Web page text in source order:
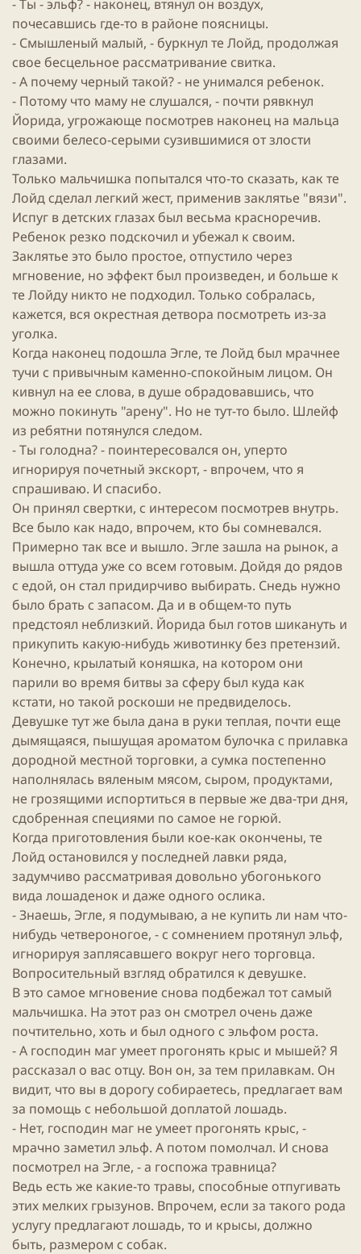
- Ты -эльф? - наконец, втянул он воздух,
почесавшись где-то в районе поясницы.
- Смышленый малый, - буркнул те Лойд, продолжая
свое бесцельное рассматривание свитка.
- А почему черный такой? - не унимался ребенок.
- Потому что маму не слушался, - почти рявкнул
Йорида, угрожающе посмотрев наконец на мальца
своими белесо-серыми сузившимися от злости
глазами.
Только мальчишка попытался что-то сказать, как те
Лойд сделал легкий жест, применив заклятье "вязи".
Испуг в детских глазах был весьма красноречив.
Ребенок резко подскочил и убежал к своим.
Заклятье это было простое, отпустило через
мгновение, но эффект был произведен, и больше к
те Лойду никто не подходил. Только собралась,
кажется, вся окрестная детвора посмотреть из-за
уголка.
Когда наконец подошла Эгле, те Лойд был мрачнее
тучи с привычным каменно-спокойным лицом. Он
кивнул на ее слова, в душе обрадовавшись, что
можно покинуть "арену". Но не тут-то было. Шлейф
из ребятни потянулся следом.
- Ты голодна? - поинтересовался он, уперто
игнорируя почетный экскорт, - впрочем, что я
спрашиваю. И спасибо.
Он принял свертки, с интересом посмотрев внутрь.
Все было как надо, впрочем, кто бы сомневался.
Примерно так все и вышло. Эгле зашла на рынок, а
вышла оттуда уже со всем готовым. Дойдя до рядов
с едой, он стал придирчиво выбирать. Снедь нужно
было брать с запасом. Да и в общем-то путь
предстоял неблизкий. Йорида был готов шикануть и
прикупить какую-нибудь животинку без претензий.
Конечно, крылатый коняшка, на котором они
парили во время битвы за сферу был куда как
кстати, но такой роскоши не предвиделось.
Девушке тут же была дана в руки теплая, почти еще
дымящаяся, пышущая ароматом булочка с прилавка
дородной местной торговки, а сумка постепенно
наполнялась вяленым мясом, сыром, продуктами,
не грозящими испортиться в первые же два-три дня,
сдобренная специями по самое не горюй.
Когда приготовления были кое-как окончены, те
Лойд остановился у последней лавки ряда,
задумчиво рассматривая довольно убогонького
вида лошаденок и даже одного ослика.
- Знаешь, Эгле, я подумываю, а не купить ли нам что-
нибудь четвероногое, - с сомнением протянул эльф,
игнорируя заплясавшего вокруг него торговца.
Вопросительный взгляд обратился к девушке.
В это самое мгновение снова подбежал тот самый
мальчишка. На этот раз он смотрел очень даже
почтительно, хоть и был одного с эльфом роста.
- А господин маг умеет прогонять крыс и мышей? Я
рассказал о вас отцу. Вон он, за тем прилавкам. Он
видит, что вы в дорогу собираетесь, предлагает вам
за помощь с небольшой доплатой лошадь.
- Нет, господин маг не умеет прогонять крыс, -
мрачно заметил эльф. А потом помолчал. И снова
посмотрел на Эгле, - а госпожа травница?
Ведь есть же какие-то травы, способные отпугивать
этих мелких грызунов. Впрочем, если за такого рода
услугу предлагают лошадь, то и крысы, должно
быть, размером с собак.